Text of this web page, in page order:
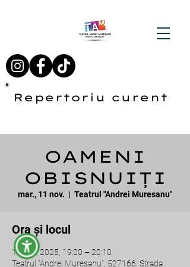
Repertoriu curent
OAMENI
OBISNUIȚI
mar., 11 nov.
  |
Teatrul "Andrei Muresanu"
Ora și locul
11 nov. 2025, 19:00 – 20:10
Teatrul "Andrei Muresanu", 527166, Strada